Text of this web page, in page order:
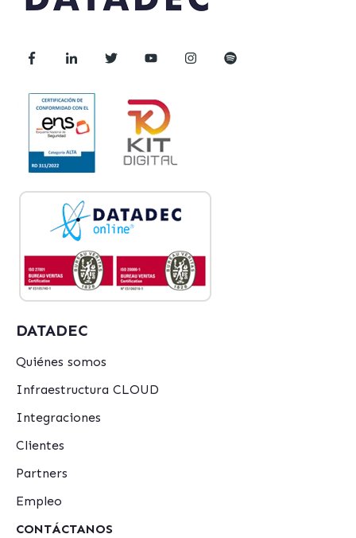
DATADEC
Quiénes somos
Infraestructura CLOUD
Integraciones
Clientes
Partners
Empleo
CONTÁCTANOS